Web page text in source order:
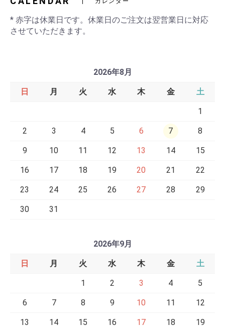
* 赤字は休業日です。休業日のご注文は翌営業日に対応
させていただきます。
2026年8月
日 月 火 水 木 金 土
1
2 3 4 5 6 7 8
9 10 11 12 13 14 15
16 17 18 19 20 21 22
23 24 25 26 27 28 29
30 31
2026年9月
日 月 火 水 木 金 土
1 2 3 4 5
6 7 8 9 10 11 12
13 14 15 16 17 18 19